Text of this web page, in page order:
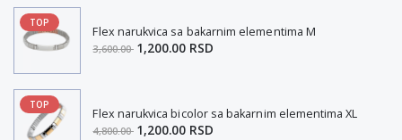
TOP
Flex narukvica sa bakarnim elementima M
3,600.00 1,200.00 RSD
TOP
Flex narukvica bicolor sa bakarnim elementima XL
4,800.00 1,200.00 RSD